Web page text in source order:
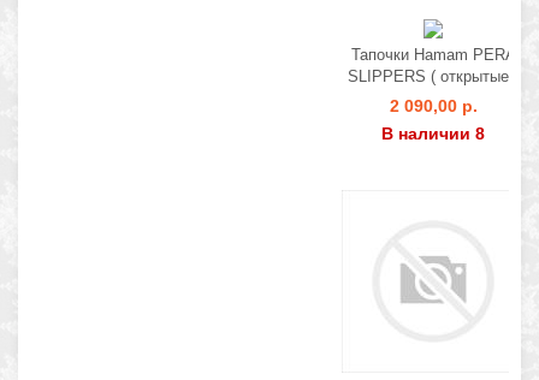
Тапочки Hamam PERA
SLIPPERS ( открытые )
2 090,00 р.
В наличии 8